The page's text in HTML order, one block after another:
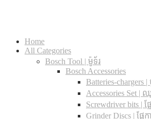
Home
All Categories
Bosch Tool | ម៉ូទ័រ
Bosch Accessories
Batteries-chargers |
Accessories Set | ឈុ
Screwdriver bits |
Grinder Discs |​ ផ្លែ